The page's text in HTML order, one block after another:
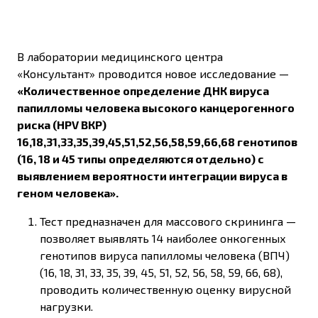
В лаборатории медицинского центра
«Консультант» проводится новое исследование —
«Количественное определение ДНК вируса
папилломы человека высокого канцерогенного
риска (HPV ВКР)
16,18,31,33,35,39,45,51,52,56,58,59,66,68 генотипов
(16, 18 и 45 типы определяются отдельно) с
выявлением вероятности интеграции вируса в
геном человека».
Тест предназначен для массового скрининга —
позволяет выявлять 14 наиболее онкогенных
генотипов вируса папилломы человека (ВПЧ)
(16, 18, 31, 33, 35, 39, 45, 51, 52, 56, 58, 59, 66, 68),
проводить количественную оценку вирусной
нагрузки.